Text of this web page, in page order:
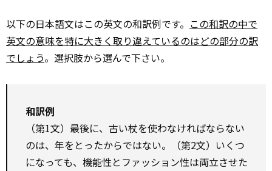
以下の日本語文はこの英文の和訳例です。 この和訳の中で
英文の意味を特に大きく取り違えているのはどの部分の訳
でしょう。選択肢から選んで下さい。
和訳例
（第1文）最後に、古い杖を使わなければならない
のは、年をとったからではない。（第2文）いくつ
になっても、機能性とファッション性は両立させた